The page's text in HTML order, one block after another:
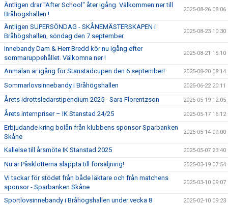
Äntligen drar "After School" åter igång. Välkommen ner till
Bråhögshallen !
2025-08-26 08:06
Äntligen SUPERSÖNDAG - SKÅNEMÄSTERSKAPEN i
Bråhögshallen, söndag den 7 september.
2025-08-23 10:30
Innebandy Dam & Herr Bredd kör nu igång efter
sommaruppehållet. Välkomna ner !
2025-08-21 15:10
Anmälan är igång för Stanstadcupen den 6 september! 2025-08-20 08:14
Sommarlovsinnebandy i Bråhögshallen 2025-06-22 20:11
Årets idrottsledarstipendium 2025 - Sara Florentzson 2025-05-19 12:05
Årets internpriser – IK Stanstad 24/25 2025-05-17 16:12
Erbjudande kring bolån från klubbens sponsor Sparbanken
Skåne
2025-05-14 09:00
Kallelse till årsmöte IK Stanstad 2025 2025-05-07 23:40
Nu är Påsklotterna släppta till försäljning! 2025-03-19 07:54
Vi tackar för stödet från både läktare och från matchens
sponsor - Sparbanken Skåne
2025-03-10 09:07
Sportlovsinnebandy i Bråhögshallen under vecka 8 2025-02-10 09:23